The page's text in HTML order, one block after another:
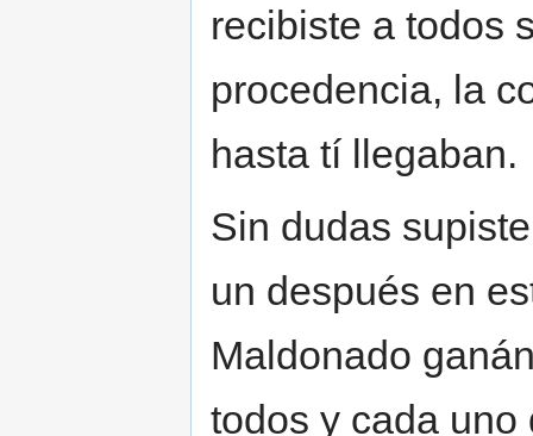
recibiste a todos
procedencia, la
hasta tí llegaban.
Sin dudas
un después en
Maldonado
todos y cada